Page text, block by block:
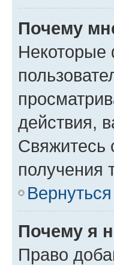
Почему
Некоторые
действия,
Свяжитесь
получения
Почему я
Право